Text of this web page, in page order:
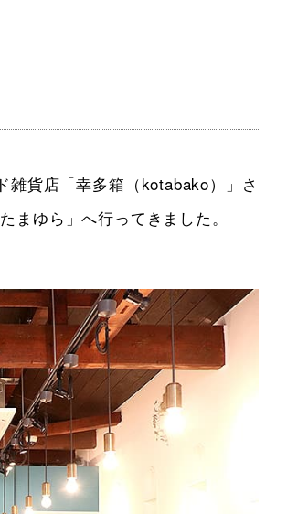
雑貨店「幸多箱（kotabako）」さ
まゆら」へ行ってきました。